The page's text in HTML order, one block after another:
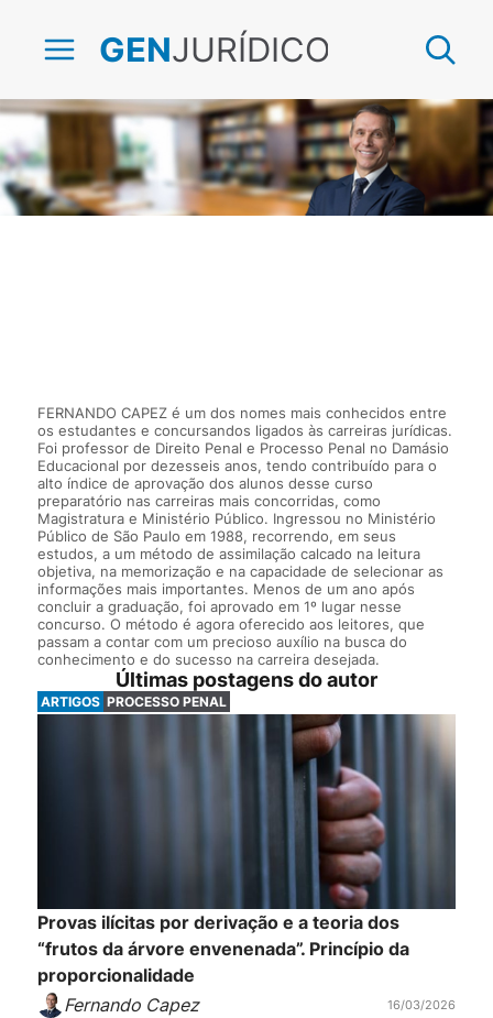
GENJURÍDICO
FERNANDO CAPEZ é um dos nomes mais conhecidos entre
os estudantes e concursandos ligados às carreiras jurídicas.
Foi professor de Direito Penal e Processo Penal no Damásio
Educacional por dezesseis anos, tendo contribuído para o
alto índice de aprovação dos alunos desse curso
preparatório nas carreiras mais concorridas, como
Magistratura e Ministério Público. Ingressou no Ministério
Público de São Paulo em 1988, recorrendo, em seus
estudos, a um método de assimilação calcado na leitura
objetiva, na memorização e na capacidade de selecionar as
informações mais importantes. Menos de um ano após
concluir a graduação, foi aprovado em 1º lugar nesse
concurso. O método é agora oferecido aos leitores, que
passam a contar com um precioso auxílio na busca do
conhecimento e do sucesso na carreira desejada.
Últimas postagens do autor
ARTIGOS PROCESSO PENAL
Provas ilícitas por derivação e a teoria dos
“frutos da árvore envenenada”. Princípio da
proporcionalidade
Fernando Capez
16/03/2026